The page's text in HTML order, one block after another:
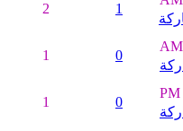
1
2
0
1
0
1